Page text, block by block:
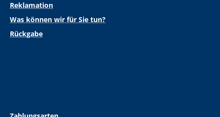
Reklamation
Was können wir für Sie tun?
Rückgabe